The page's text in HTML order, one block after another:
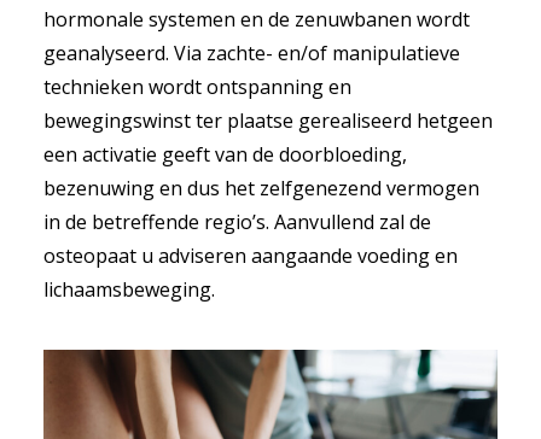
hormonale systemen en de zenuwbanen wordt
geanalyseerd. Via zachte- en/of manipulatieve
technieken wordt ontspanning en
bewegingswinst ter plaatse gerealiseerd hetgeen
een activatie geeft van de doorbloeding,
bezenuwing en dus het zelfgenezend vermogen
in de betreffende regio’s. Aanvullend zal de
osteopaat u adviseren aangaande voeding en
lichaamsbeweging.